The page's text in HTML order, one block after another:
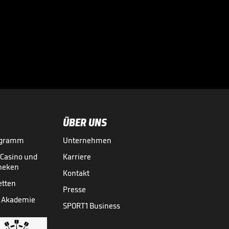
und
Akademie
ÜBER UNS
Unternehmen
Karriere
Kontakt
Presse
SPORT1 Business